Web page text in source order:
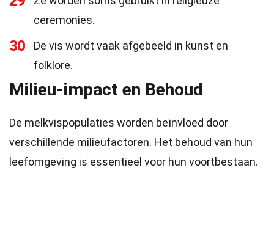
ceremonies.
30
De vis wordt vaak afgebeeld in kunst en
folklore.
Milieu-impact en Behoud
De melkvispopulaties worden beïnvloed door
verschillende milieufactoren. Het behoud van hun
leefomgeving is essentieel voor hun voortbestaan.